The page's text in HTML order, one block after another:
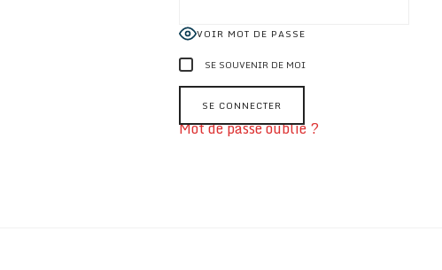
VOIR MOT DE PASSE
SE SOUVENIR DE MOI
Mot de passe oublié ?